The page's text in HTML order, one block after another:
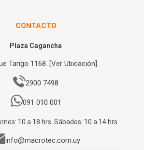
CONTACTO
Plaza Cagancha
Tarigo 1168. [Ver Ubicación]
2900 7498
091 010 001
10 a 18 hrs. Sábados: 10 a 14 hrs
info@macrotec.com.uy